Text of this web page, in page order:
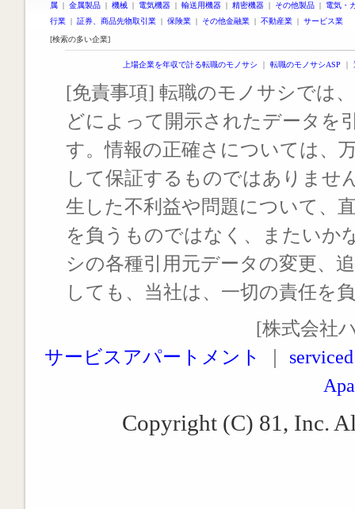
属 | 金属製品 | 機械 | 電気機器 | 輸送用機器 | 精密機器 | その他製品 | 電気・
行業 | 証券、商品先物取引業 | 保険業 | その他金融業 | 不動産業 | サービス業
[検索の多い企業]
上場企業を年収で計る転職のモノサシ ｜ 転職のモノサシASP ｜
[免責事項] 転職のモノサシでは
どによって開示されたデータを
す。情報の正確さについては、
して保証するものではありませ
生した不利益や問題について、
を負うものではなく、またいか
シの各種引用元データの変更、
しても、当社は、一切の責任を
[株式会社
サービスアパートメント
Copyright (C) 81, Inc.